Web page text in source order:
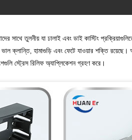
সাথে তুলনীয় যা ঢালাই এবং ডাই কাস্টিং
ক্লান্তি, হামাগুড়ি এবং ফেটে যাওয়ার শক্তি রয়েছে।
স্ট্রেস রিলিফ অ্যাপ্লিকেশন গ্রহণ করে।